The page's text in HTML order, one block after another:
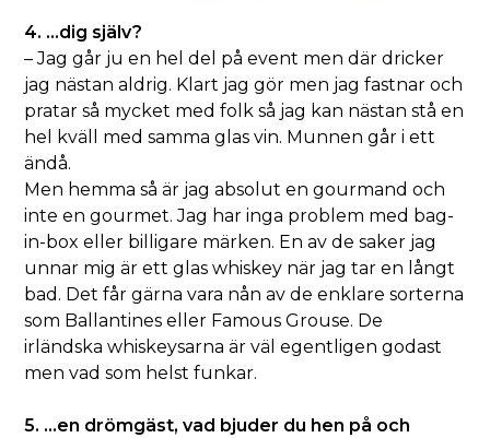
4. …dig själv?
– Jag går ju en hel del på event men där dricker
jag nästan aldrig. Klart jag gör men jag fastnar och
pratar så mycket med folk så jag kan nästan stå en
hel kväll med samma glas vin. Munnen går i ett
ändå.
Men hemma så är jag absolut en gourmand och
inte en gourmet. Jag har inga problem med bag-
in-box eller billigare märken. En av de saker jag
unnar mig är ett glas whiskey när jag tar en långt
bad. Det får gärna vara nån av de enklare sorterna
som Ballantines eller Famous Grouse. De
irländska whiskeysarna är väl egentligen godast
men vad som helst funkar.
5. …en drömgäst, vad bjuder du hen på och